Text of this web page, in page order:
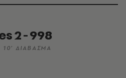
2 - 998
10’ ΔΙΑΒΑΣΜΑ